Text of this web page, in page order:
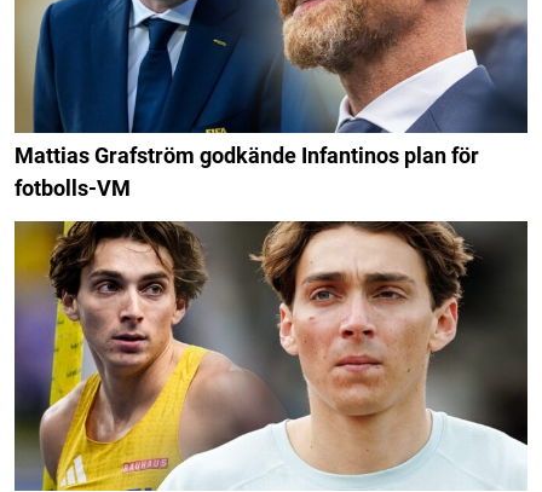
Mattias Grafström godkände Infantinos plan för
fotbolls-VM